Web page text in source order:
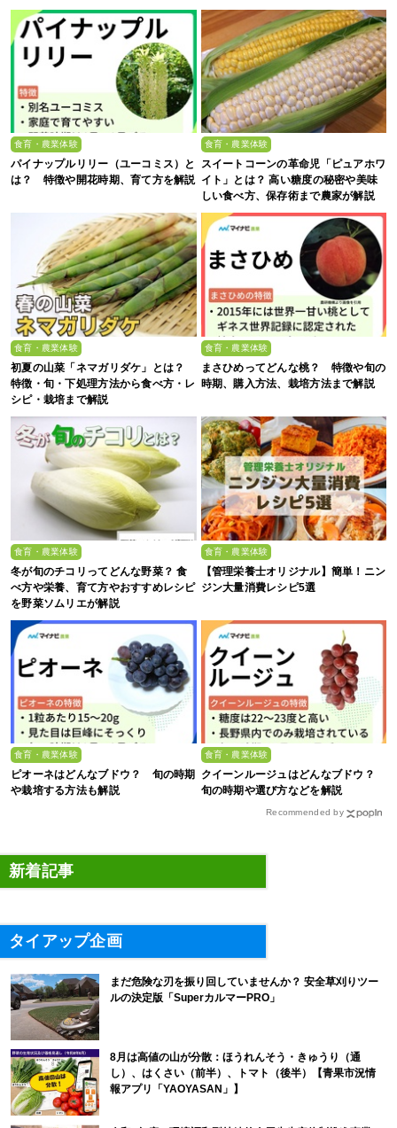
食育・農業体験
パイナップルリリー（ユーコミス）と
は？ 特徴や開花時期、育て方を解説
食育・農業体験
スイートコーンの革命児「ピュアホワ
イト」とは？ 高い糖度の秘密や美味
しい食べ方、保存術まで農家が解説
食育・農業体験
初夏の山菜「ネマガリダケ」とは？
特徴・旬・下処理方法から食べ方・レ
シピ・栽培まで解説
食育・農業体験
まさひめってどんな桃？ 特徴や旬の
時期、購入方法、栽培方法まで解説
食育・農業体験
冬が旬のチコリってどんな野菜？ 食
べ方や栄養、育て方やおすすめレシピ
を野菜ソムリエが解説
食育・農業体験
【管理栄養士オリジナル】簡単！ニン
ジン大量消費レシピ5選
食育・農業体験
ピオーネはどんなブドウ？ 旬の時期
や栽培する方法も解説
食育・農業体験
クイーンルージュはどんなブドウ？
旬の時期や選び方などを解説
Recommended by
新着記事
タイアップ企画
まだ危険な刃を振り回していませんか？ 安全草刈りツー
ルの決定版「SuperカルマーPRO」
8月は高値の山が分散：ほうれんそう・きゅうり（通
し）、はくさい（前半）、トマト（後半）【青果市況情
報アプリ「YAOYASAN」】